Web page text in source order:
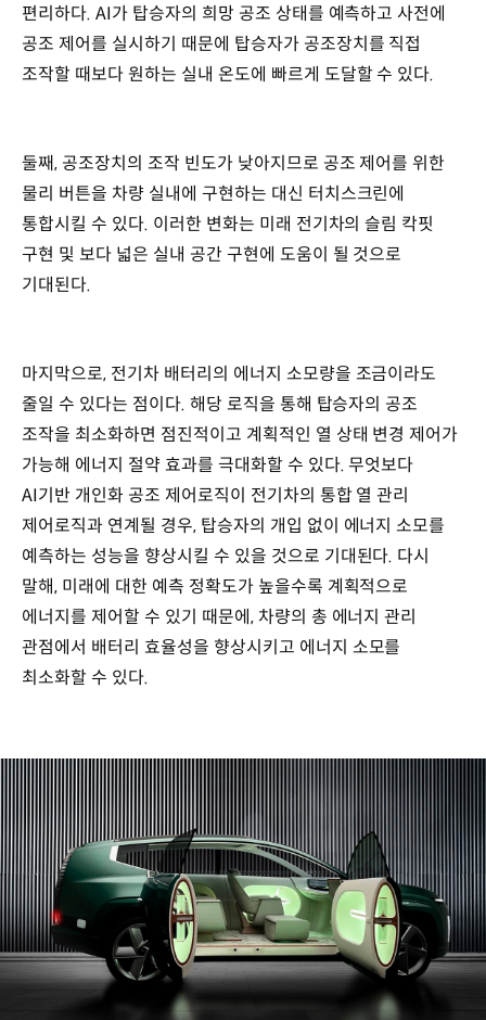
편리하다. AI가 탑승자의 희망 공조 상태를 예측하고 사전에
공조 제어를 실시하기 때문에 탑승자가 공조장치를 직접
조작할 때보다 원하는 실내 온도에 빠르게 도달할 수 있다.
둘째, 공조장치의 조작 빈도가 낮아지므로 공조 제어를 위한
물리 버튼을 차량 실내에 구현하는 대신 터치스크린에
통합시킬 수 있다. 이러한 변화는 미래 전기차의 슬림 칵핏
구현 및 보다 넓은 실내 공간 구현에 도움이 될 것으로
기대된다.
마지막으로, 전기차 배터리의 에너지 소모량을 조금이라도
줄일 수 있다는 점이다. 해당 로직을 통해 탑승자의 공조
조작을 최소화하면 점진적이고 계획적인 열 상태 변경 제어가
가능해 에너지 절약 효과를 극대화할 수 있다. 무엇보다
AI기반 개인화 공조 제어로직이 전기차의 통합 열 관리
제어로직과 연계될 경우, 탑승자의 개입 없이 에너지 소모를
예측하는 성능을 향상시킬 수 있을 것으로 기대된다. 다시
말해, 미래에 대한 예측 정확도가 높을수록 계획적으로
에너지를 제어할 수 있기 때문에, 차량의 총 에너지 관리
관점에서 배터리 효율성을 향상시키고 에너지 소모를
최소화할 수 있다.